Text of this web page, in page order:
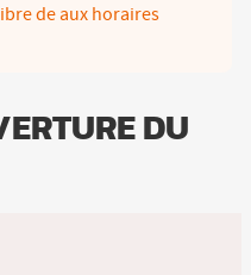
de aux horaires
DU